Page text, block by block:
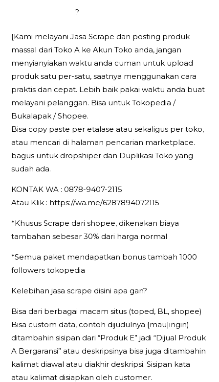
?
{Kami melayani Jasa Scrape dan posting produk
massal dari Toko A ke Akun Toko anda, jangan
menyianyiakan waktu anda cuman untuk upload
produk satu per-satu, saatnya menggunakan cara
praktis dan cepat. Lebih baik pakai waktu anda buat
melayani pelanggan. Bisa untuk Tokopedia /
Bukalapak / Shopee.
Bisa copy paste per etalase atau sekaligus per toko,
atau mencari di halaman pencarian marketplace.
bagus untuk dropshiper dan Duplikasi Toko yang
sudah ada.
KONTAK WA : 0878-9407-2115
Atau Klik : https://wa.me/6287894072115
*Khusus Scrape dari shopee, dikenakan biaya
tambahan sebesar 30% dari harga normal
*Semua paket mendapatkan bonus tambah 1000
followers tokopedia
Kelebihan jasa scrape disini apa gan?
Bisa dari berbagai macam situs (toped, BL, shopee)
Bisa custom data, contoh dijudulnya {mau|ingin)
ditambahin sisipan dari “Produk E” jadi “Dijual Produk
A Bergaransi” atau deskripsinya bisa juga ditambahin
kalimat diawal atau diakhir deskripsi. Sisipan kata
atau kalimat disiapkan oleh customer.